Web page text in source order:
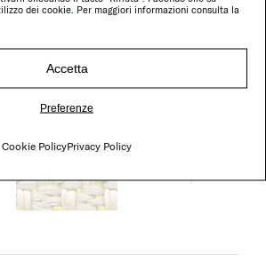
dei cookie. Per maggiori informazioni consulta la
Accetta
Preferenze
Cookie PolicyPrivacy Policy